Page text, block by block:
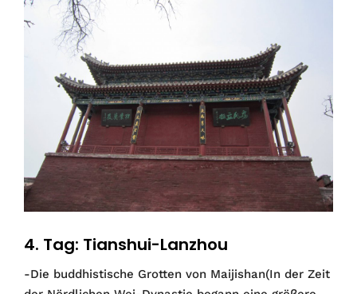
4. Tag: Tianshui-Lanzhou
-Die buddhistische Grotten von Maijishan(In der Zeit